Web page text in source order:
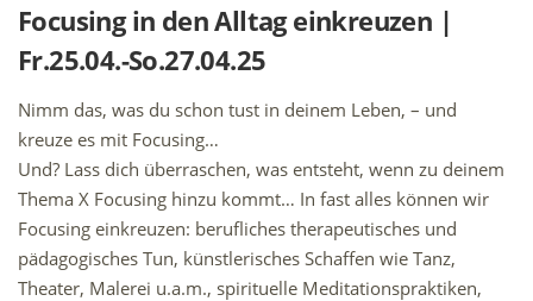
Focusing in den Alltag einkreuzen |
Fr.25.04.-So.27.04.25
Nimm das, was du schon tust in deinem Leben, – und
kreuze es mit Focusing…
Und? Lass dich überraschen, was entsteht, wenn zu deinem
Thema X Focusing hinzu kommt… In fast alles können wir
Focusing einkreuzen: berufliches therapeutisches und
pädagogisches Tun, künstlerisches Schaffen wie Tanz,
Theater, Malerei u.a.m., spirituelle Meditationspraktiken,